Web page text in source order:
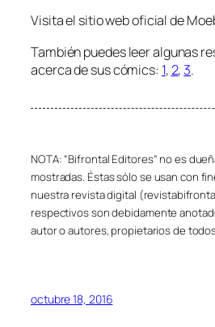
Visita el sitio web oficial de
También puedes leer algunas
acerca de sus cómics: 1,2, 3.
NOTA: “Bifrontal Editores” no es
mostradas. Éstas sólo se usan con
nuestra revista digital
respectivos son debidamente
autor o autores, propietarios de
octubre 18, 2016